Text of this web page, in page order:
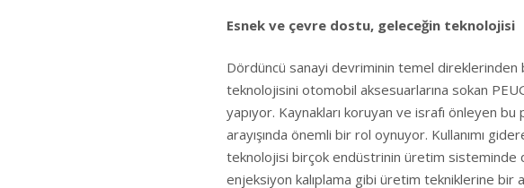
Esnek ve çevre dostu, geleceğin teknolojisi
Dördüncü sanayi devriminin temel direklerinden
teknolojisini otomobil aksesuarlarına sokan
yapıyor. Kaynakları koruyan ve israfı önleyen
arayışında önemli bir rol oynuyor. Kullanımı
teknolojisi birçok endüstrinin üretim sisteminde
enjeksiyon kalıplama gibi üretim tekniklerine